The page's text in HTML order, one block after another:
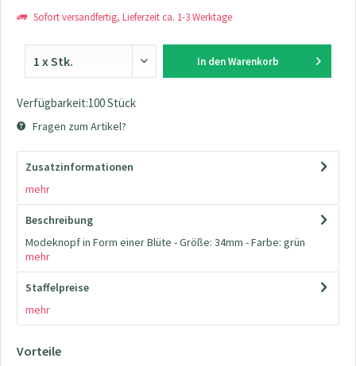
Sofort versandfertig, Lieferzeit ca. 1-3 Werktage
In den Warenkorb
Verfügbarkeit:100 Stück
Fragen zum Artikel?
Zusatzinformationen
mehr
Beschreibung
Modeknopf in Form einer Blüte - Größe: 34mm - Farbe: grün
mehr
Staffelpreise
mehr
Vorteile